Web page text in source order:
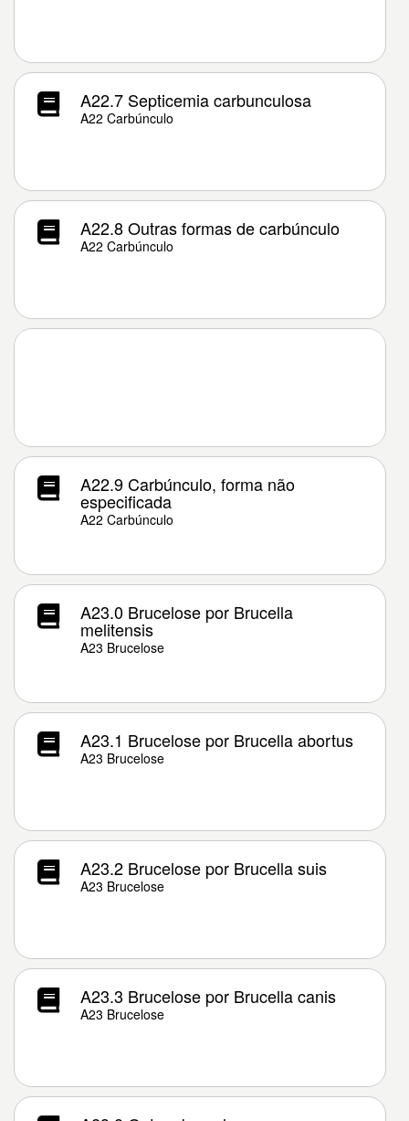
A22.7 Septicemia carbunculosa
A22 Carbúnculo
A22.8 Outras formas de carbúnculo
A22 Carbúnculo
A22.9 Carbúnculo, forma não
especificada
A22 Carbúnculo
A23.0 Brucelose por Brucella
melitensis
A23 Brucelose
A23.1 Brucelose por Brucella abortus
A23 Brucelose
A23.2 Brucelose por Brucella suis
A23 Brucelose
A23.3 Brucelose por Brucella canis
A23 Brucelose